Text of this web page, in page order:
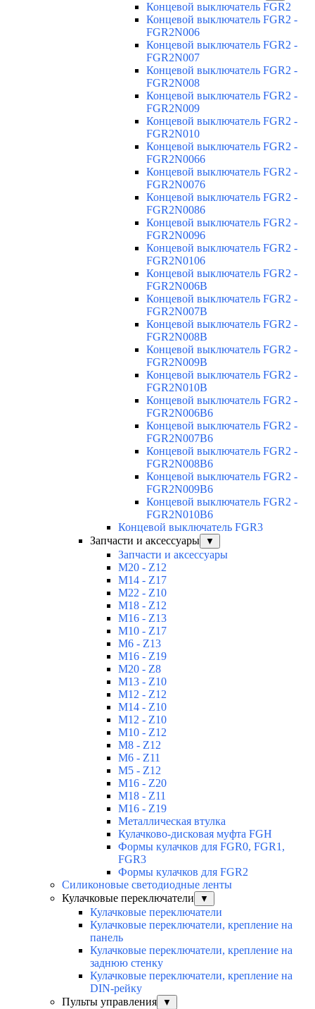
Концевой выключатель FGR2
Концевой выключатель FGR2 -
FGR2N006
Концевой выключатель FGR2 -
FGR2N007
Концевой выключатель FGR2 -
FGR2N008
Концевой выключатель FGR2 -
FGR2N009
Концевой выключатель FGR2 -
FGR2N010
Концевой выключатель FGR2 -
FGR2N0066
Концевой выключатель FGR2 -
FGR2N0076
Концевой выключатель FGR2 -
FGR2N0086
Концевой выключатель FGR2 -
FGR2N0096
Концевой выключатель FGR2 -
FGR2N0106
Концевой выключатель FGR2 -
FGR2N006B
Концевой выключатель FGR2 -
FGR2N007B
Концевой выключатель FGR2 -
FGR2N008B
Концевой выключатель FGR2 -
FGR2N009B
Концевой выключатель FGR2 -
FGR2N010B
Концевой выключатель FGR2 -
FGR2N006B6
Концевой выключатель FGR2 -
FGR2N007B6
Концевой выключатель FGR2 -
FGR2N008B6
Концевой выключатель FGR2 -
FGR2N009B6
Концевой выключатель FGR2 -
FGR2N010B6
Концевой выключатель FGR3
Запчасти и аксессуары
▼
Запчасти и аксессуары
M20 - Z12
M14 - Z17
M22 - Z10
M18 - Z12
M16 - Z13
M10 - Z17
M6 - Z13
M16 - Z19
M20 - Z8
M13 - Z10
M12 - Z12
M14 - Z10
M12 - Z10
M10 - Z12
M8 - Z12
M6 - Z11
M5 - Z12
M16 - Z20
M18 - Z11
M16 - Z19
Металлическая втулка
Кулачково-дисковая муфта FGH
Формы кулачков для FGR0, FGR1,
FGR3
Формы кулачков для FGR2
Силиконовые светодиодные ленты
Кулачковые переключатели
▼
Кулачковые переключатели
Кулачковые переключатели, крепление на
панель
Кулачковые переключатели, крепление на
заднюю стенку
Кулачковые переключатели, крепление на
DIN-рейку
Пульты управления
▼